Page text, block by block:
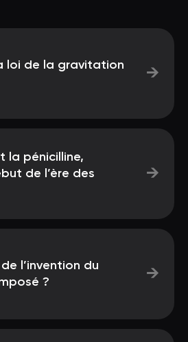
loi de la gravitation
→
la pénicilline,
de l’ère des
→
l’invention du
?
→